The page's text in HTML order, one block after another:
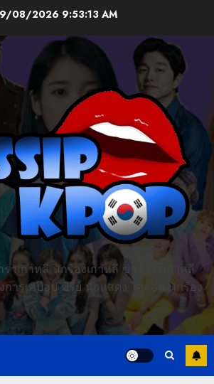
08/2026 9:53:14 AM
าเกาหลี นักร้องเกาหลี ข่าวสารเกาหลี
การเคป๊อป ซีรี่ย์ นักแสดง ไอดอล นักร้อง